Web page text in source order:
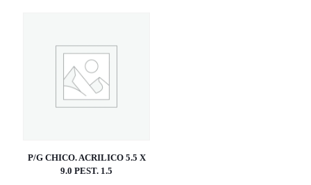
P/G CHICO. ACRILICO 5.5 X
9.0 PEST. 1.5